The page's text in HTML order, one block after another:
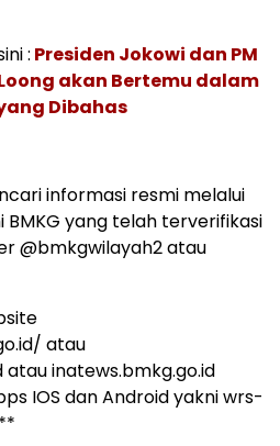
: Presiden Jokowi dan PM
akan Bertemu dalam
Dibahas
informasi resmi melalui
BMKG yang telah terverifikasi
@bmkgwilayah2 atau
atau
inatews.bmkg.go.id
IOS dan Android yakni wrs-